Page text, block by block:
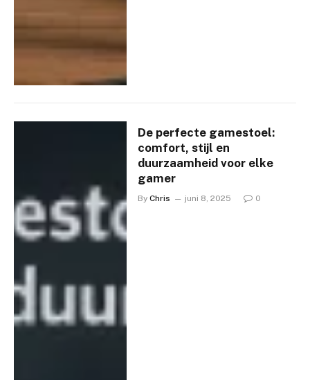
De perfecte gamestoel:
comfort, stijl en
duurzaamheid voor elke
gamer
By Chris juni 8, 2025 0